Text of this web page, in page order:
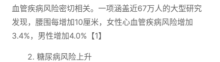
血管疾病风险密切相关。一项涵盖近67万人的大型研究
发现，腰围每增加10厘米，女性心血管疾病风险增加
3.4%，男性增加4.0%【1】
2. 糖尿病风险上升